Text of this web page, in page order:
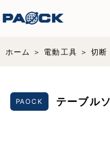
ホーム 電動工具 切断
PAOCK テーブル